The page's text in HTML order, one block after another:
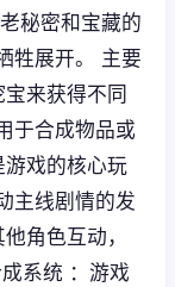
秘密和宝藏的
牲展开。 主要
来获得不同
于合成物品或
戏的核心玩
主线剧情的发
角色互动，
系统 ：游戏